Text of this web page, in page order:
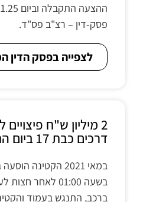
פסק-דין – רצ"ב פס"ד.
לצפייה בפסק הדין
2 מיליון ש"ח
דרכים כבת 17 ביום התאונה
במאי 2021 הקטינה
בשעה 01:00 לאחר
ברכב, התנגש בעמוד